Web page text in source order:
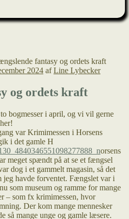
fantasy og ordets kraft
2024 afLine Lybecker
og ordets kraft
bogmesser i april, og vi vil gerne
var Krimimessen i Horsens
i det gamle H
orsens
meget spændt på at se et fængsel
dog i et gammelt magasin, så det
jeg havde forventet. Fængslet var i
som museum og ramme for mange
– som fx krimimessen, hvor
Der kom mange mennesker
så mange unge og gamle læsere.